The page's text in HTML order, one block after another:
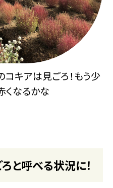
キアは見ごろ！もう少
くなるかな
と呼べる状況に！